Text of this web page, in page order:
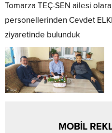
Tomarza TEÇ-SEN ailesi
personellerinden Cevdet
ziyaretinde bulunduk
MOBİL